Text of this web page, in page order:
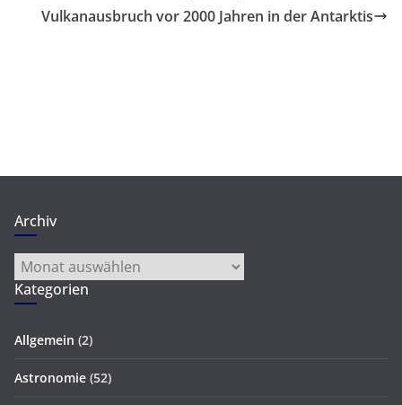
Vulkanausbruch vor 2000 Jahren in der Antarktis
Archiv
Archiv
Kategorien
Allgemein (2)
Astronomie (52)